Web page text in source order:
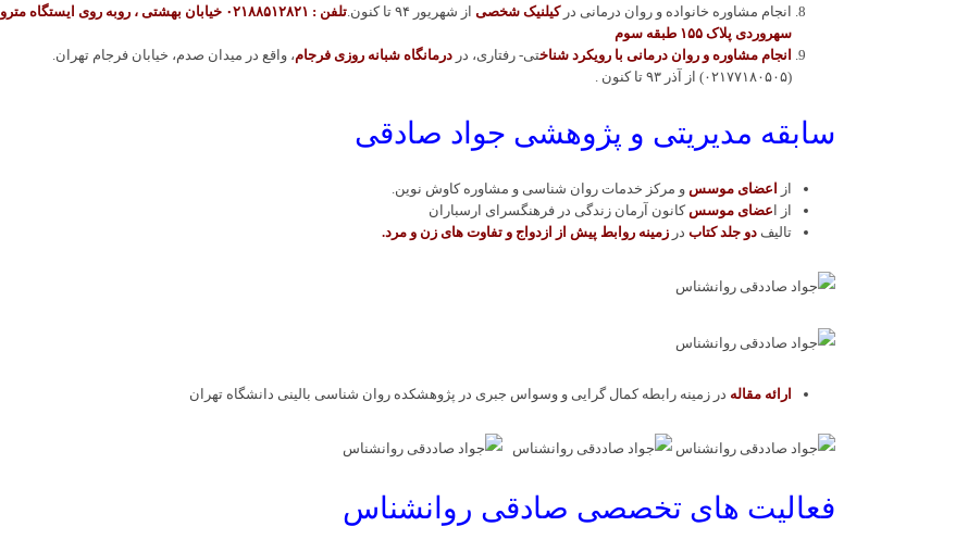
انجام مشاوره خانواده و روان درمانی در کیلنیک شخصی از شهریور ٩۴ تا کنون. تلفن : ۰۲۱۸۸۵۱۲۸۲۱
خیابان بهشتی ، روبه روی ایستگاه مترو
سهروردی پلاک ۱۵۵ طبقه سوم
انجام مشاوره و روان درمانی با رویکرد شناختی- رفتاری، در درمانگاه شبانه روزی فرجام، واقع در میدان صدم، خیابان فرجام تهران.
(۰۲۱۷۷۱۸۰۵۰۵) از آذر ٩٣ تا کنون .
سابقه مدیریتی و پژوهشی جواد صادقی
از اعضای موسس و مرکز خدمات روان شناسی و مشاوره کاوش نوین.
از ا عضای موسس کانون آرمان زندگی در فرهنگسرای ارسباران
تالیف دو جلد کتاب در زمینه روابط پیش از ازدواج و تفاوت های زن و مرد.
ارائه مقاله در زمینه رابطه کمال گرایی و وسواس جبری در پژوهشکده روان شناسی بالینی دانشگاه تهران
فعالیت های تخصصی صادقی روانشناس